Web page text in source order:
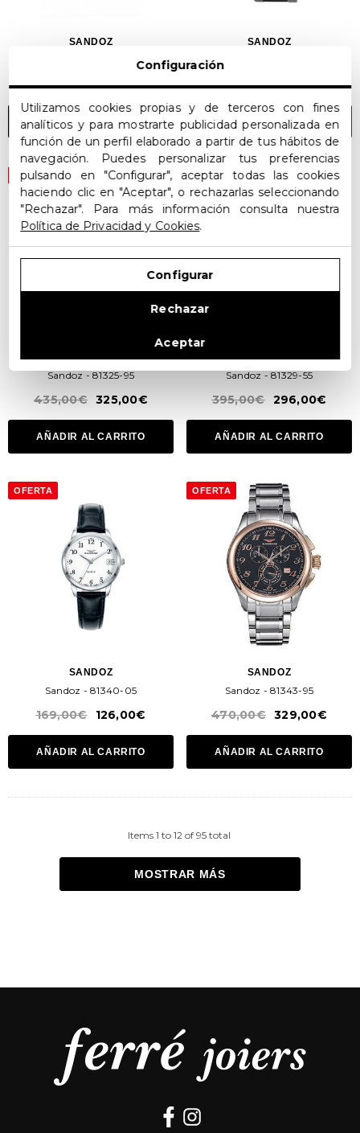
SANDOZ
Sandoz - 81296-00
335,00€ 234,00€
AÑADIR AL CARRITO
SANDOZ
395,00€ 296,00€
AÑADIR AL CARRITO
OFERTA
SANDOZ
Sandoz - 81325-95
435,00€ 325,00€
AÑADIR AL CARRITO
OFERTA
SANDOZ
Sandoz - 81329-55
395,00€ 296,00€
AÑADIR AL CARRITO
OFERTA
SANDOZ
Sandoz - 81340-05
169,00€ 126,00€
AÑADIR AL CARRITO
OFERTA
SANDOZ
Sandoz - 81343-95
470,00€ 329,00€
AÑADIR AL CARRITO
Items 1 to 12of 95total
MOSTRAR MÁS
Configuración
Utilizamos cookies propias y de terceros con fines
analíticos y para mostrarte publicidad personalizada en
función de un perfil elaborado a partir de tus hábitos de
navegación. Puedes personalizar tus preferencias
pulsando en "Configurar", aceptar todas las cookies
haciendo clic en "Aceptar", o rechazarlas seleccionando
"Rechazar". Para más información consulta nuestra
Política de Privacidad y Cookies.
Configurar
Rechazar
Aceptar